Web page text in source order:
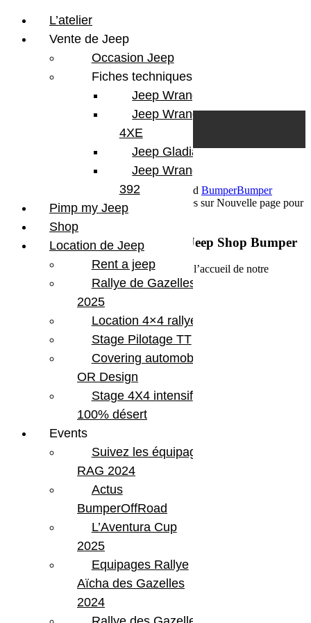
Par Martial BumperOffroad BumperBumper
JeepMatériel Commentaires fermés sur Nouvelle page pour
la boutique Jeep Shop Bumper
Nouvelle page pour la boutique Jeep Shop Bumper
Une toute nouvelle page est disponible sur l’accueil de notre
boutique de produit pour votre Jeep.
L’atelier
Vente de Jeep
Occasion Jeep
Fiches techniques
Jeep Wrangler JL
Jeep Wrangler
4XE
Jeep Gladiator
Jeep Wrangler V8
392
Pimp my Jeep
Shop
Location de Jeep
Rent a jeep
Rallye de Gazelles
2025
Location 4×4 rallye
Stage Pilotage TT
Covering automobile –
OR Design
Stage 4X4 intensif
100% désert
Events
Suivez les équipages
RAG 2024
Actus
BumperOffRoad
L’Aventura Cup
2025
Equipages Rallye
Aïcha des Gazelles
2024